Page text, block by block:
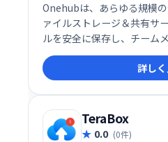
Onehubは、あらゆる規模
ァイルストレージ＆共有サ
ルを安全に保存し、チーム
簡単に共有できます。スム
ビジネスの効率化をサポート
詳し
TeraBox
0.0 (0件)